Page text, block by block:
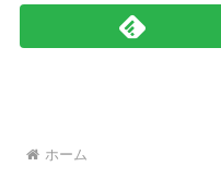
ホーム